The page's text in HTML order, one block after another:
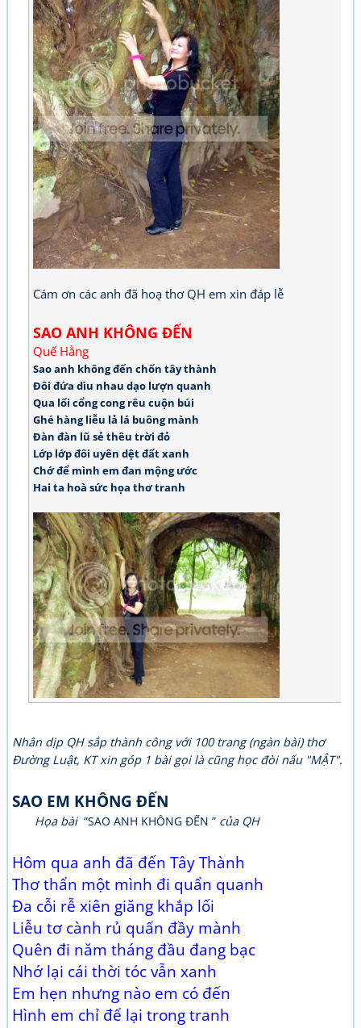
Cám ơn các anh đã hoạ thơ QH em xin đáp lễ
SAO ANH KHÔNG ĐẾN
Quế Hằng
Sao anh không đến chốn tây thành
Đôi đứa dìu nhau dạo lượn quanh
Qua lối cổng cong rêu cuộn búi
Ghé hàng liễu lả lá buông mành
Đàn đàn lũ sẻ thêu trời đỏ
Lớp lớp đôi uyên dệt đất xanh
Chớ để mình em đan mộng ước
Hai ta hoà sức họa thơ tranh
Nhân dịp QH sắp thành công với 100 trang (ngàn bài) thơ
Đường Luật, KT xin góp 1 bài gọi là cũng học đòi nấu "MẬT".
SAO EM KHÔNG ĐẾN
Họa bài“SAO ANH KHÔNG ĐẾN ” của QH
Hôm qua anh đã đến Tây Thành
Thơ thẩn một mình đi quẩn quanh
Đa cỗi rễ xiên giăng khắp lối
Liễu tơ cành rủ quấn đầy mành
Quên đi năm tháng đầu đang bạc
Nhớ lại cái thời tóc vẫn xanh
Em hẹn nhưng nào em có đến
Hình em chỉ để lại trong tranh